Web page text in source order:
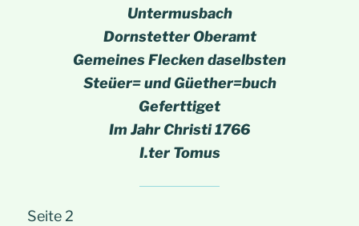
Untermusbach
Dornstetter Oberamt
Gemeines Flecken daselbsten
Steüer= und Güether=buch
Geferttiget
Im Jahr Christi 1766
I.ter Tomus
Seite 2